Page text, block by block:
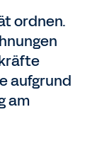
ordnen.
aufgrund
am